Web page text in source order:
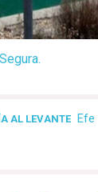
AL LEVANTE Efe